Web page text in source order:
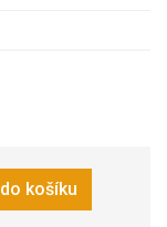
do košíku